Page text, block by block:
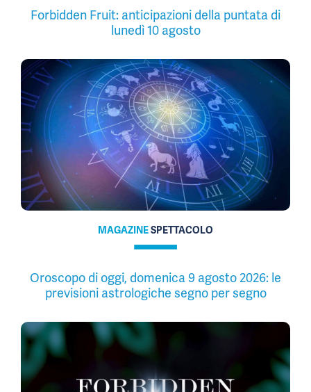
Forbidden Fruit: anticipazioni della puntata di
lunedì 10 agosto
MAGAZINESPETTACOLO
Oroscopo di oggi, domenica 9 agosto 2026: le
previsioni astrologiche segno per segno